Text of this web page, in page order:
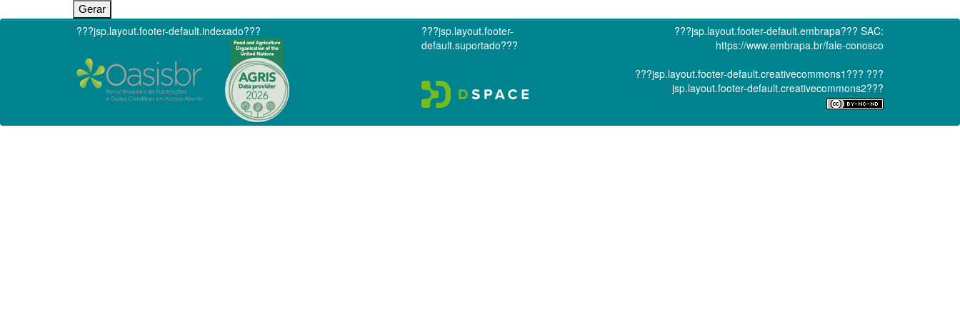
???jsp.layout.footer-default.indexado???
???jsp.layout.footer-
default.suportado???
???jsp.layout.footer-default.embrapa??? SAC:
https://www.embrapa.br/fale-conosco
???jsp.layout.footer-default.creativecommons1??? ???
jsp.layout.footer-default.creativecommons2???